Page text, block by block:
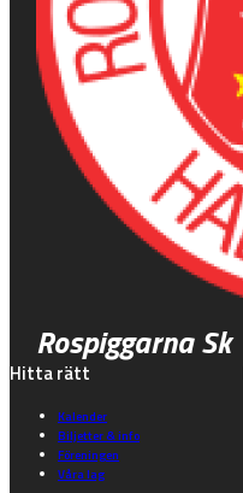
Rospiggarna Sk
Hitta rätt
Kalender
Biljetter & info
Föreningen
Våra lag